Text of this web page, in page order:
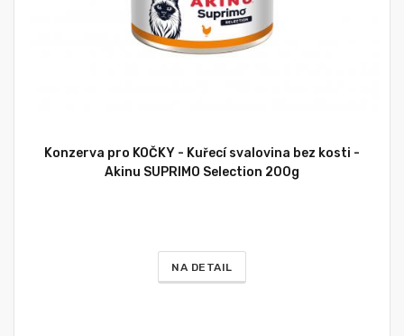
Konzerva pro KOČKY - Kuřecí svalovina bez kosti -
Akinu SUPRIMO Selection 200g
NA DETAIL